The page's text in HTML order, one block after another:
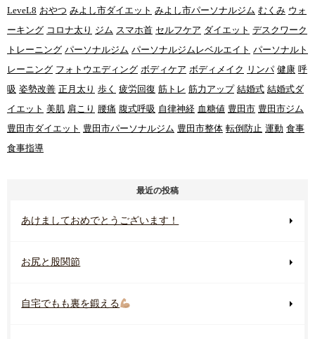
LeveL8 おやつ みよし市ダイエット みよし市パーソナルジム むくみ ウォ
ーキング コロナ太り ジム スマホ首 セルフケア ダイエット デスクワーク
トレーニング パーソナルジム パーソナルジムレベルエイト パーソナルト
レーニング フォトウエディング ボディケア ボディメイク リンパ 健康 呼
吸 姿勢改善 正月太り 歩く 疲労回復 筋トレ 筋力アップ 結婚式 結婚式ダ
イエット 美肌 肩こり 腰痛 腹式呼吸 自律神経 血糖値 豊田市 豊田市ジム
豊田市ダイエット 豊田市パーソナルジム 豊田市整体 転倒防止 運動 食事
食事指導
最近の投稿
あけましておめでとうございます！
お尻と股関節
自宅でもも裏を鍛える